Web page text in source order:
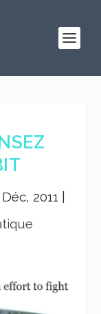
Déc, 2011